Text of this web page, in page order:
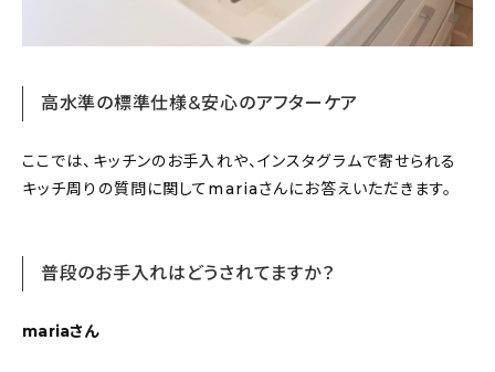
高水準の標準仕様&安心のアフターケア
ここでは、キッチンのお手入れや、インスタグラムで寄せられる
キッチ周りの質問に関してmariaさんにお答えいただきます。
普段のお手入れはどうされてますか？
mariaさん